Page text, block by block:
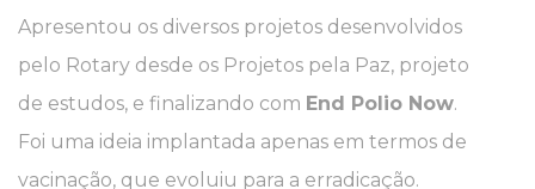
Apresentou os diversos projetos desenvolvidos
pelo Rotary desde os Projetos pela Paz, projeto
de estudos, e finalizando com End Polio Now.
Foi uma ideia implantada apenas em termos de
vacinação, que evoluiu para a erradicação.